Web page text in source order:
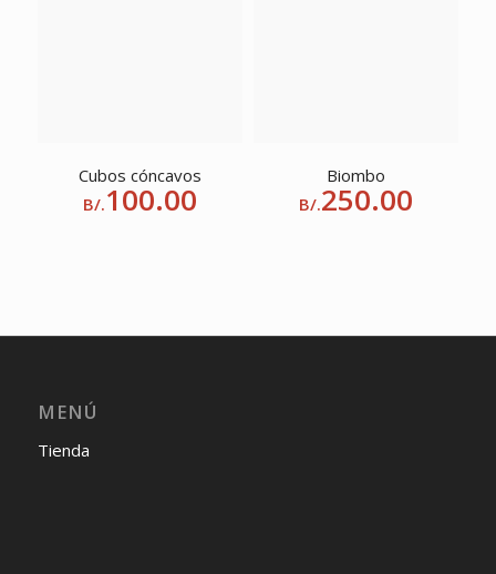
Cubos cóncavos
B/.100.00
Biombo
B/.250.00
MENÚ
Tienda